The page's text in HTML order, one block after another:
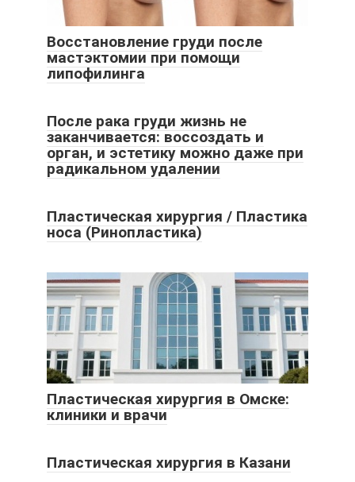
Восстановление груди после
мастэктомии при помощи
липофилинга
После рака груди жизнь не
заканчивается: воссоздать и
орган, и эстетику можно даже при
радикальном удалении
Пластическая хирургия / Пластика
носа (Ринопластика)
Пластическая хирургия в Омске:
клиники и врачи
Пластическая хирургия в Казани